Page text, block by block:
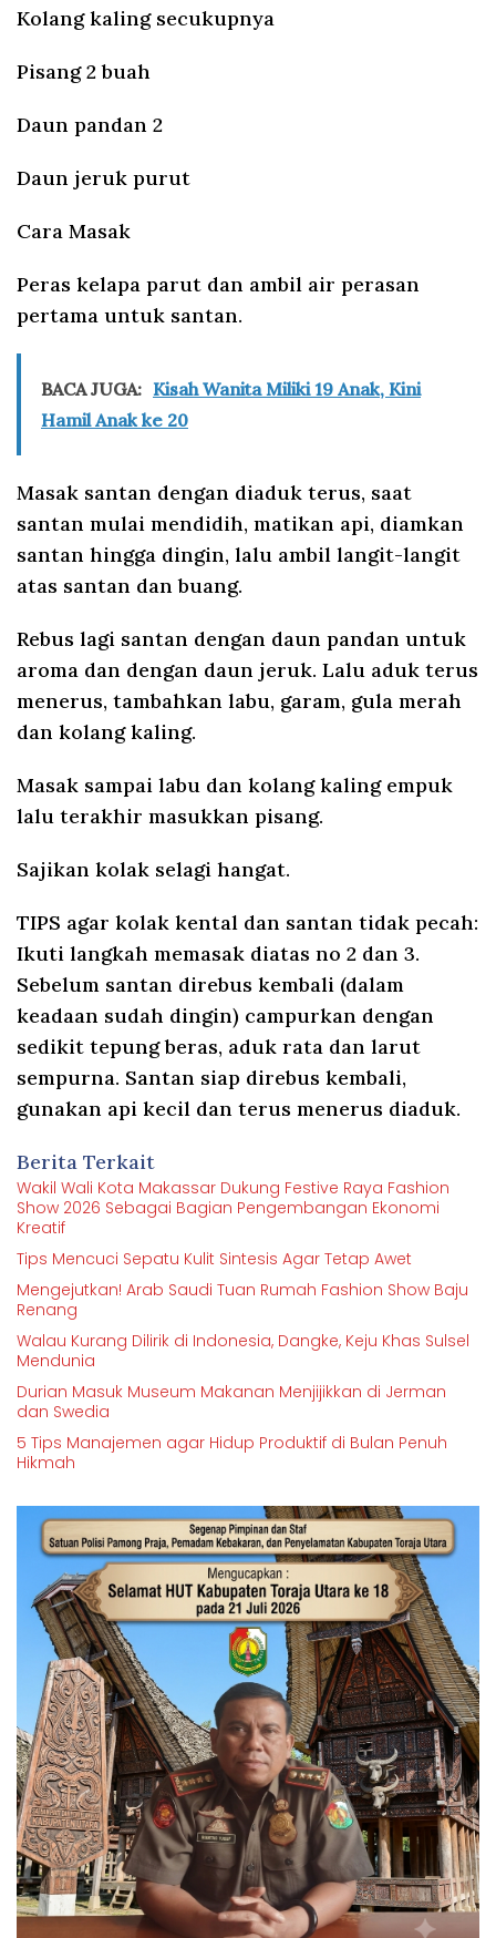
Kolang kaling secukupnya
Pisang 2 buah
Daun pandan 2
Daun jeruk purut
Cara Masak
Peras kelapa parut dan ambil air perasan
pertama untuk santan.
BACA JUGA: Kisah Wanita Miliki 19 Anak, Kini
Hamil Anak ke 20
Masak santan dengan diaduk terus, saat
santan mulai mendidih, matikan api, diamkan
santan hingga dingin, lalu ambil langit-langit
atas santan dan buang.
Rebus lagi santan dengan daun pandan untuk
aroma dan dengan daun jeruk. Lalu aduk terus
menerus, tambahkan labu, garam, gula merah
dan kolang kaling.
Masak sampai labu dan kolang kaling empuk
lalu terakhir masukkan pisang.
Sajikan kolak selagi hangat.
TIPS agar kolak kental dan santan tidak pecah:
Ikuti langkah memasak diatas no 2 dan 3.
Sebelum santan direbus kembali (dalam
keadaan sudah dingin) campurkan dengan
sedikit tepung beras, aduk rata dan larut
sempurna. Santan siap direbus kembali,
gunakan api kecil dan terus menerus diaduk.
Berita Terkait
Wakil Wali Kota Makassar Dukung Festive Raya Fashion
Show 2026 Sebagai Bagian Pengembangan Ekonomi
Kreatif
Tips Mencuci Sepatu Kulit Sintesis Agar Tetap Awet
Mengejutkan! Arab Saudi Tuan Rumah Fashion Show Baju
Renang
Walau Kurang Dilirik di Indonesia, Dangke, Keju Khas Sulsel
Mendunia
Durian Masuk Museum Makanan Menjijikkan di Jerman
dan Swedia
5 Tips Manajemen agar Hidup Produktif di Bulan Penuh
Hikmah